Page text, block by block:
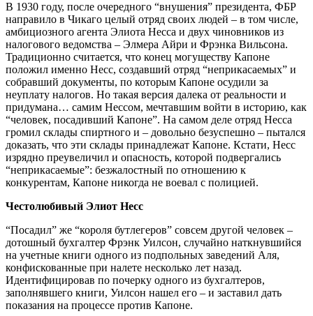
В 1930 году, после очередного “внушения” президента, ФБР
направило в Чикаго целый отряд своих людей – в том числе,
амбициозного агента Элиота Несса и двух чиновников из
налогового ведомства – Элмера Айри и Фрэнка Вильсона.
Традиционно считается, что конец могуществу Капоне
положил именно Несс, создавший отряд “неприкасаемых” и
собравший документы, по которым Капоне осудили за
неуплату налогов. Но такая веpсия далека от реальности и
придумана… самим Нессом, мечтавшим войти в историю, как
“человек, посадивший Капоне”. На самом деле отряд Несса
громил склады спиртного и – довольно безуспешно – пытался
доказать, что эти склады принадлежат Капоне. Кстати, Несс
изрядно преувеличил и опасность, которой подвергались
“неприкасаемые”: безжалостный по отношению к
конкурентам, Капоне никогда не воевал с полицией.
Честолюбивый Элиот Несс
“Посадил” же “короля бутлегеров” совсем другой человек –
дотошный бухгалтер Фрэнк Уилсон, случайно наткнувшийся
на учетные книги одного из подпольных заведений Аля,
конфискованные при налете несколько лет назад.
Идентифицировав по почерку одного из бухгалтеров,
заполнявшего книги, Уилсон нашел его – и заставил дать
показания на процессе против Капоне.